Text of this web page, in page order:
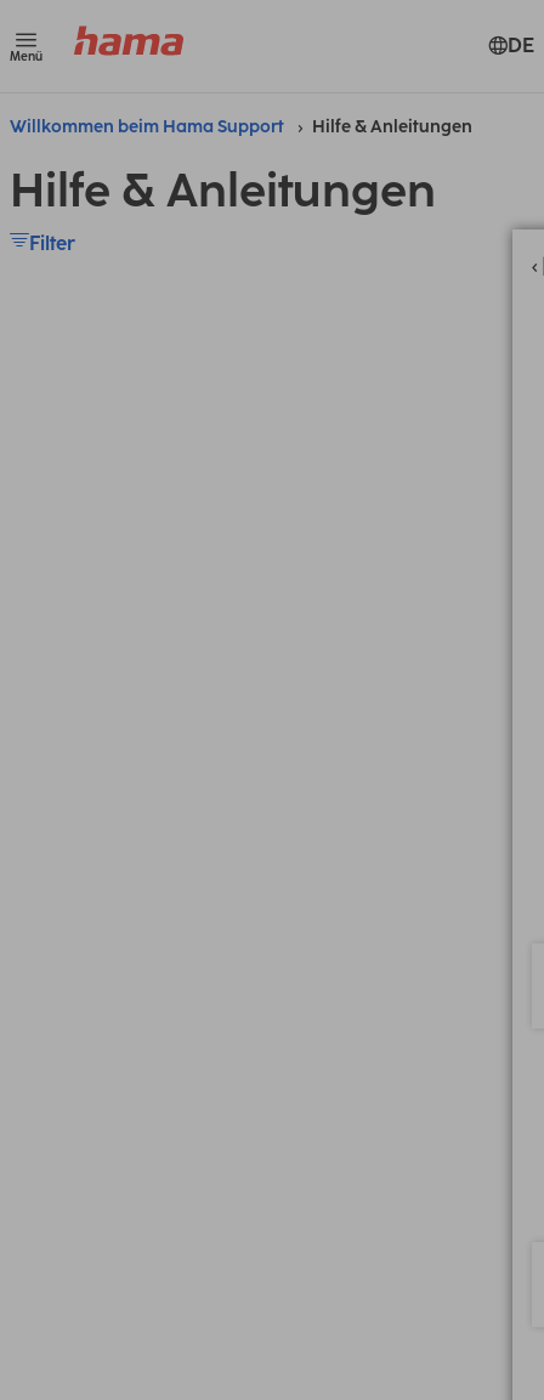
Menü DE
Willkommen beim Hama Support Hilfe & Anleitungen
Hilfe & Anleitungen
Filter